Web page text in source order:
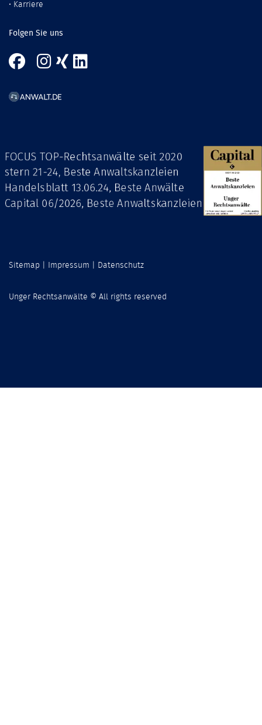
• Karriere
Folgen Sie uns
Sitemap Impressum Datenschutz
Unger Rechtsanwälte © All rights reserved